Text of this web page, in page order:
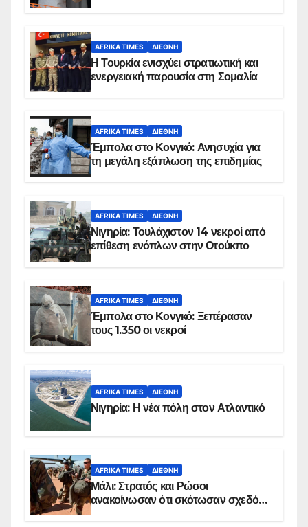
AFRIKA TIMES ΔΙΕΘΝΉ
Η Τουρκία ενισχύει στρατιωτική και
ενεργειακή παρουσία στη Σομαλία
AFRIKA TIMES ΔΙΕΘΝΉ
Έμπολα στο Κονγκό: Ανησυχία για
τη μεγάλη εξάπλωση της επιδημίας
AFRIKA TIMES ΔΙΕΘΝΉ
Νιγηρία: Τουλάχιστον 14 νεκροί από
επίθεση ενόπλων στην Οτούκπο
AFRIKA TIMES ΔΙΕΘΝΉ
Έμπολα στο Κονγκό: Ξεπέρασαν
τους 1.350 οι νεκροί
AFRIKA TIMES ΔΙΕΘΝΉ
Νιγηρία: Η νέα πόλη στον Ατλαντικό
AFRIKA TIMES ΔΙΕΘΝΉ
Μάλι: Στρατός και Ρώσοι
ανακοίνωσαν ότι σκότωσαν σχεδόν